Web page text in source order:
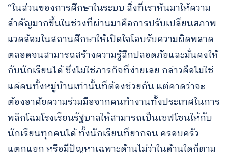
“ในส่วนของการศึกษาในระบบ สิ่งที่เราหันมาให้ความ
สำคัญมากขึ้นในช่วงที่ผ่านมาคือการปรับเปลี่ยนสภาพ
แวดล้อมในสถานศึกษาให้เปิดใจโอบรับความผิดพลาด
ตลอดจนสามารถสร้างความรู้สึกปลอดภัยและมั่นคงให้
กับนักเรียนได้ ซึ่งไม่ใช่ภารกิจที่ง่ายเลย กล่าวคือไม่ใช่
แค่คนทั้งหมู่บ้านเท่านั้นที่ต้องช่วยกัน แต่คาดว่าจะ
ต้องอาศัยความร่วมมือจากคนทำงานทั้งประเทศในการ
พลิกโฉมโรงเรียนรัฐบาลให้สามารถเป็นเซฟโซนให้กับ
นักเรียนทุกคนได้ ทั้งนักเรียนที่ยากจน ครอบครัว
แตกแยก หรือมีปัญหาเฉพาะด้านไม่ว่าในด้านใดก็ตาม